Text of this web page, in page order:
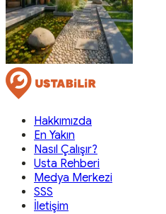
Hakkımızda
En Yakın
Nasıl Çalışır?
Usta Rehberi
Medya Merkezi
SSS
İletişim